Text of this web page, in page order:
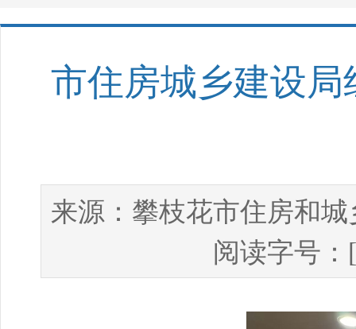
市住房城乡建设
来源： 攀枝花市住房和
阅读字号